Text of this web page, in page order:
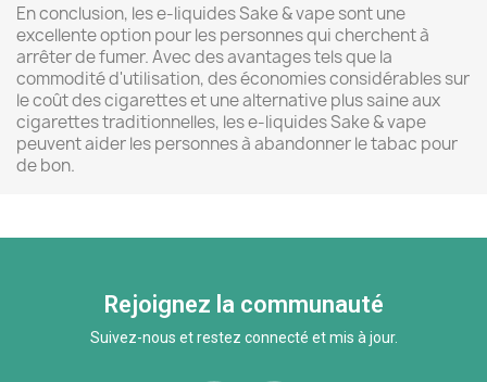
En conclusion, les e-liquides Sake & vape sont une
excellente option pour les personnes qui cherchent à
arrêter de fumer. Avec des avantages tels que la
commodité d'utilisation, des économies considérables sur
le coût des cigarettes et une alternative plus saine aux
cigarettes traditionnelles, les e-liquides Sake & vape
peuvent aider les personnes à abandonner le tabac pour
de bon.
Rejoignez la communauté
Suivez-nous et restez connecté et mis à jour.